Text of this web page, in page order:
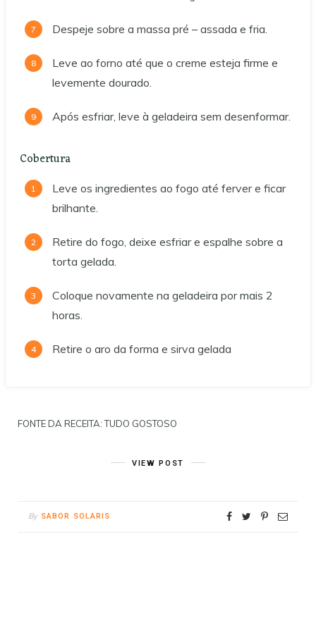
Despeje sobre a massa pré – assada e fria.
Leve ao forno até que o creme esteja firme e
levemente dourado.
Após esfriar, leve à geladeira sem desenformar.
Cobertura
Leve os ingredientes ao fogo até ferver e ficar
brilhante.
Retire do fogo, deixe esfriar e espalhe sobre a
torta gelada.
Coloque novamente na geladeira por mais 2
horas.
Retire o aro da forma e sirva gelada
FONTE DA RECEITA: TUDO GOSTOSO
VIEW POST
By SABOR SOLARIS